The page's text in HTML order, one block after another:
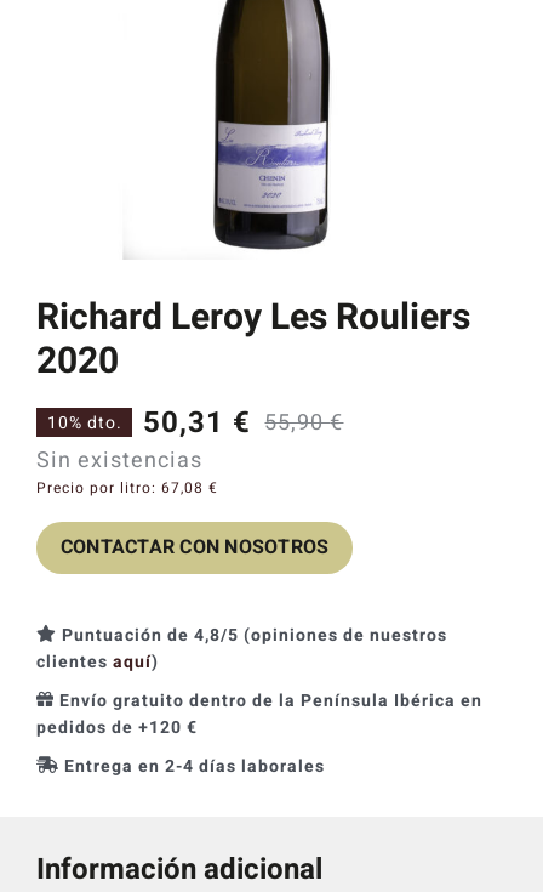
Catas y Actividades
Richard Leroy Les Rouliers
2020
55,90€
original
era:
50,31 €
actual
es:
10% dto.
Sin existencias
Precio por litro: 67,08 €
CONTACTAR CON NOSOTROS
Puntuación de 4,8/5 (opiniones de nuestros
clientes aquí)
Envío gratuito dentro de la Península Ibérica en
pedidos de +120 €
Entrega en 2-4 días laborales
Información adicional